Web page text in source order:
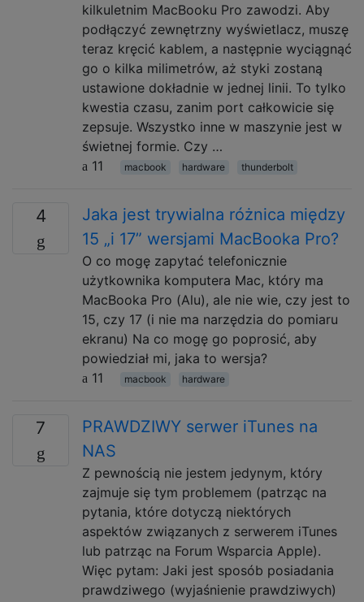
kilkuletnim MacBooku Pro zawodzi. Aby
podłączyć zewnętrzny wyświetlacz, muszę
teraz kręcić kablem, a następnie wyciągnąć
go o kilka milimetrów, aż styki zostaną
ustawione dokładnie w jednej linii. To tylko
kwestia czasu, zanim port całkowicie się
zepsuje. Wszystko inne w maszynie jest w
świetnej formie. Czy …
11
macbook hardware thunderbolt
4
Jaka jest trywialna różnica między
15 „i 17” wersjami MacBooka Pro?
O co mogę zapytać telefonicznie
użytkownika komputera Mac, który ma
MacBooka Pro (Alu), ale nie wie, czy jest to
15, czy 17 (i nie ma narzędzia do pomiaru
ekranu) Na co mogę go poprosić, aby
powiedział mi, jaka to wersja?
11
macbook hardware
7
PRAWDZIWY serwer iTunes na
NAS
Z pewnością nie jestem jedynym, który
zajmuje się tym problemem (patrząc na
pytania, które dotyczą niektórych
aspektów związanych z serwerem iTunes
lub patrząc na Forum Wsparcia Apple).
Więc pytam: Jaki jest sposób posiadania
prawdziwego (wyjaśnienie prawdziwych)